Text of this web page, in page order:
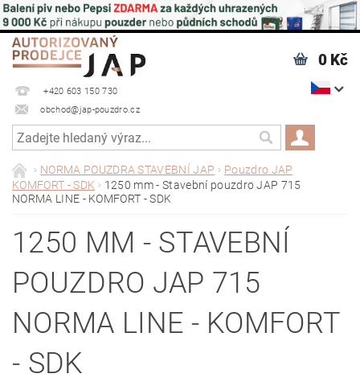
+420 603 150 730
obchod@jap-pouzdro.cz
0 Kč
NORMA POUZDRA STAVEBNÍ JAP
Pouzdro JAP
KOMFORT - SDK
1250 mm - Stavební pouzdro JAP 715
NORMA LINE - KOMFORT - SDK
1250 MM - STAVEBNÍ
POUZDRO JAP 715
NORMA LINE - KOMFORT
- SDK